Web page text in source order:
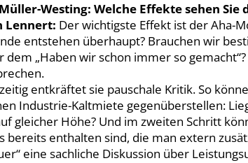
Westing: Welche Effekte sehen Sie
Lennert: Der wichtigste Effekt ist der Aha-
entstehen überhaupt? Brauchen wir
dem „Haben wir schon immer so
entkräftet sie pauschale Kritik. So
Industrie-Kaltmiete gegenüberstellen:
gleicher Höhe? Und im zweiten Schritt
bereits enthalten sind, die man extern
eine sachliche Diskussion über